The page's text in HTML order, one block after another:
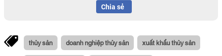
Chia sẻ
thủy sản doanh nghiệp thủy sản xuất khẩu thủy sản